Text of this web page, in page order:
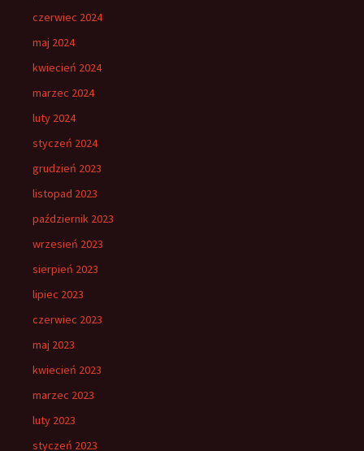
czerwiec 2024
maj 2024
kwiecień 2024
marzec 2024
luty 2024
styczeń 2024
grudzień 2023
listopad 2023
październik 2023
wrzesień 2023
sierpień 2023
lipiec 2023
czerwiec 2023
maj 2023
kwiecień 2023
marzec 2023
luty 2023
styczeń 2023